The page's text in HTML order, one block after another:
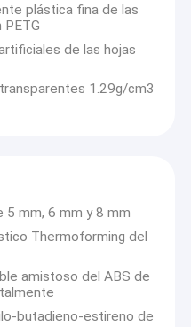
plástica fina de las
de las hojas
1.29g/cm3
5 mm, 6 mm y 8 mm
Thermoforming del
amistoso del ABS de
butadieno-estireno de
en el abastecimiento
hojas de acrílico.
ODM de más de 20
40.000 metros
automático de la
toneladas. Ofrecemos
tubo de acrílico y la
partir 1.8-100m m.
las materias primas
producido con el
ligeras de Rockwell es